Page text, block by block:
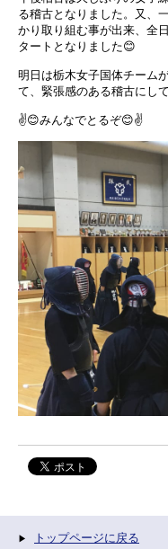
る稽古となりました。又、
かり取り組む事が出来、全
タートとなりました😊
明日は栃木女子国体チーム
て、緊張感のある稽古にし
✌️😊みんなでとるぞ😊✌️
トップページに戻る